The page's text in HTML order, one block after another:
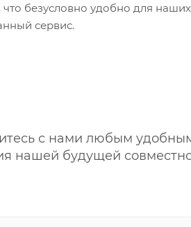
безусловно удобно для
сервис.
с нами любым
нашей будущей